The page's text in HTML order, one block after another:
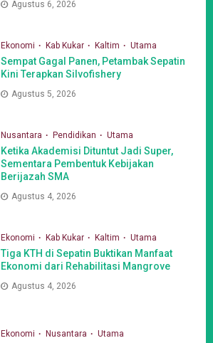
Agustus 6, 2026
Ekonomi Kab Kukar Kaltim Utama
Sempat Gagal Panen, Petambak Sepatin
Kini Terapkan Silvofishery
Agustus 5, 2026
Nusantara Pendidikan Utama
Ketika Akademisi Dituntut Jadi Super,
Sementara Pembentuk Kebijakan
Berijazah SMA
Agustus 4, 2026
Ekonomi Kab Kukar Kaltim Utama
Tiga KTH di Sepatin Buktikan Manfaat
Ekonomi dari Rehabilitasi Mangrove
Agustus 4, 2026
Ekonomi Nusantara Utama